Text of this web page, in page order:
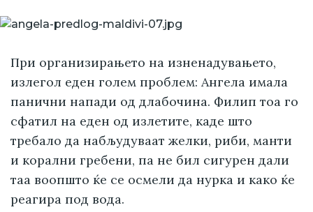
При организирањето на изненадувањето,
излегол еден голем проблем: Ангела имала
панични напади од длабочина. Филип тоа го
сфатил на еден од излетите, каде што
требало да набљудуваат желки, риби, манти
и корални гребени, па не бил сигурен дали
таа воопшто ќе се осмели да нурка и како ќе
реагира под вода.